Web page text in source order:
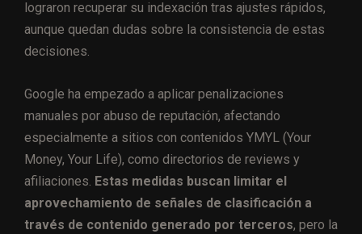
lograron recuperar su indexación tras ajustes rápidos,
aunque quedan dudas sobre la consistencia de estas
decisiones.
Google ha empezado a aplicar penalizaciones
manuales por abuso de reputación, afectando
especialmente a sitios con contenidos YMYL (Your
Money, Your Life), como directorios de reviews y
afiliaciones. Estas medidas buscan limitar el
aprovechamiento de señales de clasificación a
través de contenido generado por terceros, pero la